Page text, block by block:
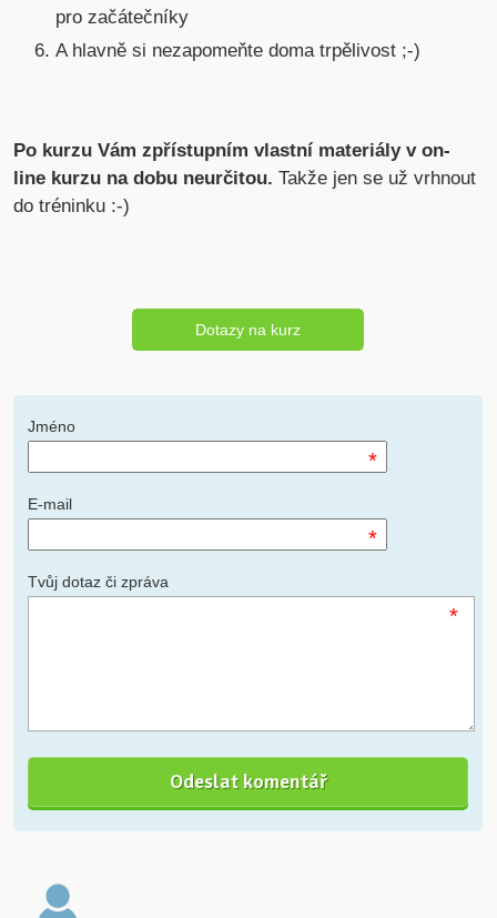
pro začátečníky
A hlavně si nezapomeňte doma trpělivost ;-)
Po kurzu Vám zpřístupním vlastní materiály v on-
line kurzu na dobu neurčitou.Takže jen se už vrhnout
do tréninku :-)
Dotazy na kurz
Jméno
*
E-mail
*
Tvůj dotaz či zpráva
*